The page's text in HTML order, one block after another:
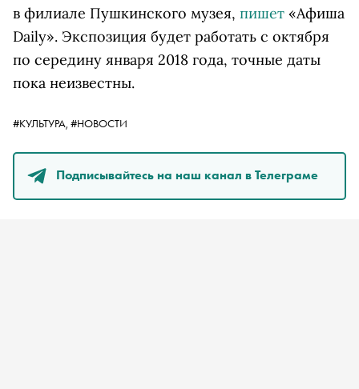
в филиале Пушкинского музея, пишет «Афиша
Daily». Экспозиция будет работать с октября
по середину января 2018 года, точные даты
пока неизвестны.
#КУЛЬТУРА, #НОВОСТИ
Подписывайтесь на наш канал в Телеграме